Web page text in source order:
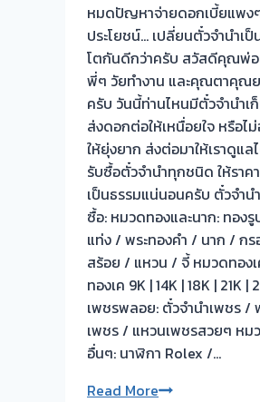
โรง
จำนำ
ร้าน
ทอง
ประเมิน
หน้า
ตั๋ว
ฟรี
จ่าย
สด
ทันที
ไม่
ต้อง
รอ
จบไว
📌
ผล
หมดปัญหาจ่ายดอกเบี้ยแพง
ประโยชน์… เปลี่ยนตั๋วจำนำเ
โตกันดีกว่าครับ สวัสดีคุณพ่
พี่ๆ วัยทำงาน และคุณตาคุณ
ครับ วันนี้ท่านไหนมีตั๋วจำนำเ
ส่งดอกต่อให้เหนื่อยใจ หรือไ
ให้ยุ่งยาก ส่งต่อมาให้เราดูแล
รับซื้อตั๋วจำนำทุกชนิด ให้ราค
เป็นธรรมแน่นอนครับ ตั๋วจำน
ซื้อ: หมวดทองและนาก: ทอง
แท่ง / พระทองคำ / นาก / ก
สร้อย / แหวน / จี้ หมวดทอง
ทองเค 9K | 14K | 18K | 21K |
เพชรพลอย: ตั๋วจำนำเพชร /
เพชร / แหวนเพชรสวยๆ หม
อื่นๆ: นาฬิกา Rolex /…
Read Moreวัน